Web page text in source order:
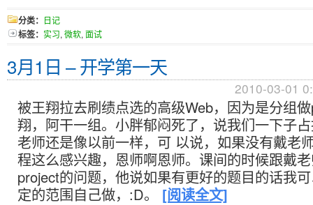
分类： 日记
标签： 实习, 微软, 面试
3月1日 – 开学第一天
2010-03-01
被王翔拉去刷绩点选的高级Web，因为是分组
翔，阿干一组。小胖郁闷死了，说我们一下子
老师还是像以前一样，可 以说，如果没有戴老
程这么感兴趣，恩师啊恩师。课间的时候跟戴
project的问题，他说如果有更好的题目的话我
定的范围自己做，:D。 [阅读全文]